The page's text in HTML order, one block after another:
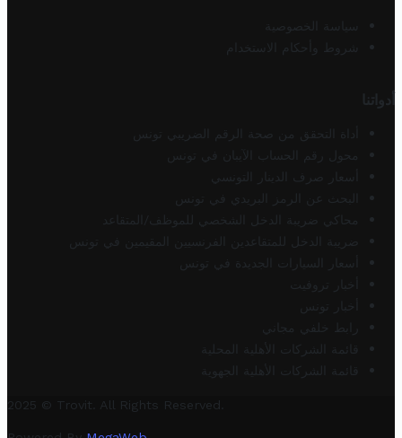
سياسة الخصوصية
شروط وأحكام الاستخدام
أدواتنا
أداة التحقق من صحة الرقم الضريبي تونس
محول رقم الحساب الآيبان في تونس
أسعار صرف الدينار التونسي
البحث عن الرمز البريدي في تونس
محاكي ضريبة الدخل الشخصي للموظف/المتقاعد
ضريبة الدخل للمتقاعدين الفرنسيين المقيمين في تونس
أسعار السيارات الجديدة في تونس
أخبار تروفيت
أخبار تونس
رابط خلفي مجاني
قائمة الشركات الأهلية المحلية
قائمة الشركات الأهلية الجهوية
2025 © Trovit. All Rights Reserved.